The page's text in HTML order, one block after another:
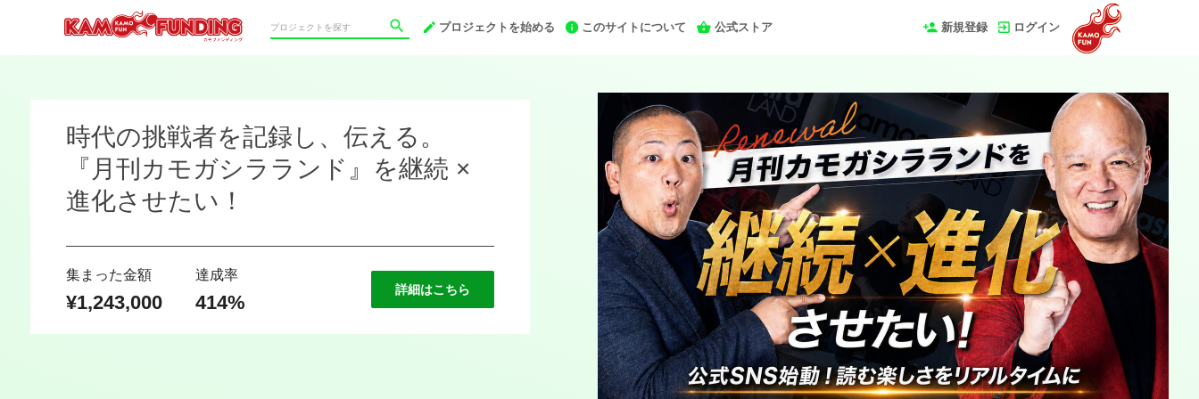
プロジェクトを始める このサイトについて 公式ストア 新規登録 ログイン
時代の挑戦者を記録し、伝える。
『月刊カモガシラランド』を継続 ×
進化させたい！
集まった金額
¥1,243,000
達成率
414%
詳細はこちら